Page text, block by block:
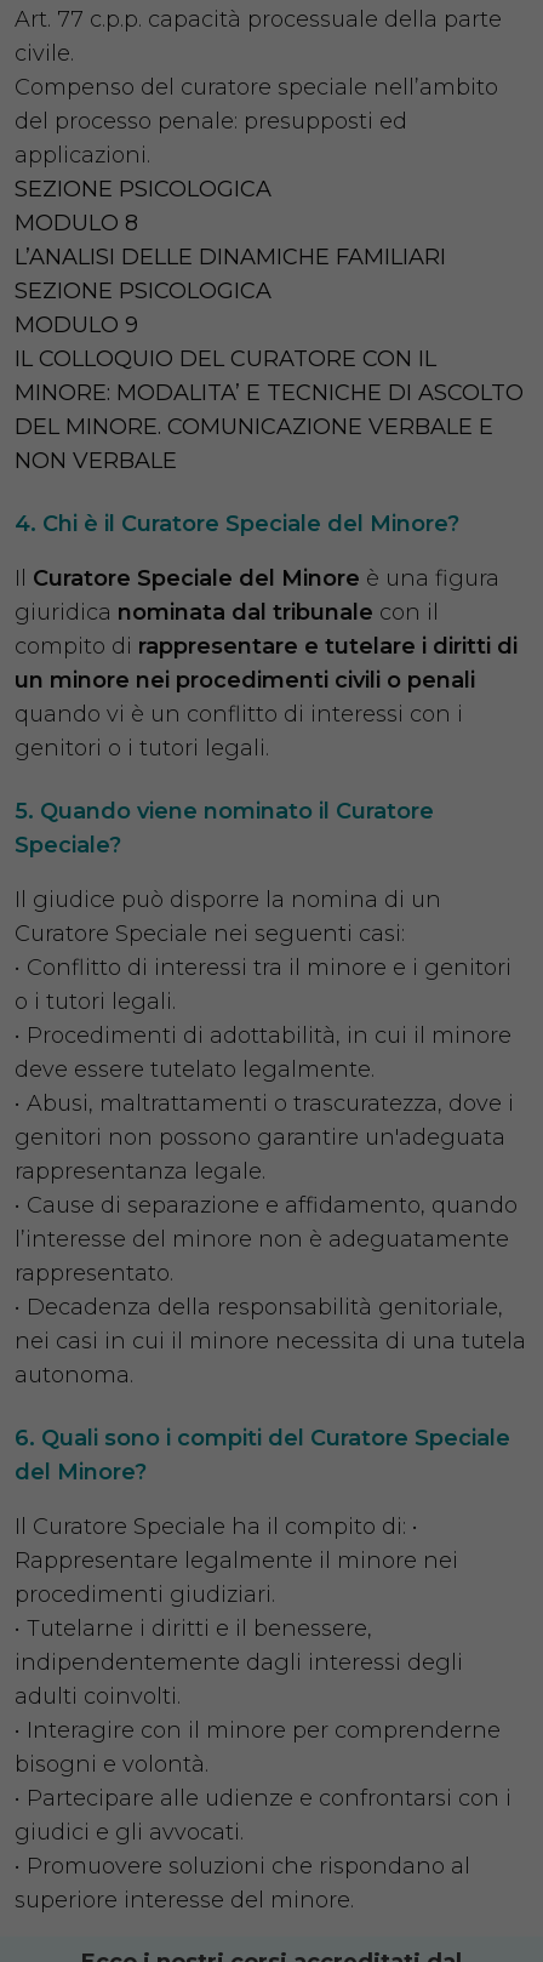
Art. 77 c.p.p. capacità processuale della parte
civile.
Compenso del curatore speciale nell’ambito
del processo penale: presupposti ed
applicazioni.
SEZIONE PSICOLOGICA
MODULO 8
L’ANALISI DELLE DINAMICHE FAMILIARI
SEZIONE PSICOLOGICA
MODULO 9
IL COLLOQUIO DEL CURATORE CON IL
MINORE: MODALITA’ E TECNICHE DI ASCOLTO
DEL MINORE. COMUNICAZIONE VERBALE E
NON VERBALE
Chi è il Curatore Speciale del Minore?
Il Curatore Speciale del Minore è una figura
giuridica nominata dal tribunale con il
compito di rappresentare e tutelare i diritti di
un minore nei procedimenti civili o penali
quando vi è un conflitto di interessi con i
genitori o i tutori legali.
Quando viene nominato il Curatore
Speciale?
Il giudice può disporre la nomina di un
Curatore Speciale nei seguenti casi:
• Conflitto di interessi tra il minore e i genitori
o i tutori legali.
• Procedimenti di adottabilità, in cui il minore
deve essere tutelato legalmente.
• Abusi, maltrattamenti o trascuratezza, dove i
genitori non possono garantire un'adeguata
rappresentanza legale.
• Cause di separazione e affidamento, quando
l’interesse del minore non è adeguatamente
rappresentato.
• Decadenza della responsabilità genitoriale,
nei casi in cui il minore necessita di una tutela
autonoma.
Quali sono i compiti del Curatore Speciale
del Minore?
Il Curatore Speciale ha il compito di: •
Rappresentare legalmente il minore nei
procedimenti giudiziari.
• Tutelarne i diritti e il benessere,
indipendentemente dagli interessi degli
adulti coinvolti.
• Interagire con il minore per comprenderne
bisogni e volontà.
• Partecipare alle udienze e confrontarsi con i
giudici e gli avvocati.
• Promuovere soluzioni che rispondano al
superiore interesse del minore.